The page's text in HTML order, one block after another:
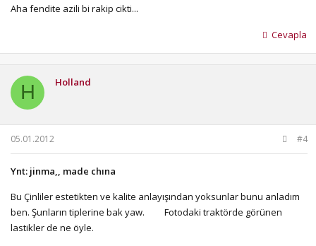
Aha fendite azili bi rakip cikti...
Cevapla
H Holland
05.01.2012 #4
Ynt: jinma,, made chına
Bu Çinliler estetikten ve kalite anlayışından yoksunlar bunu anladım
ben. Şunların tiplerine bak yaw.
Fotodaki traktörde görünen
lastikler de ne öyle.